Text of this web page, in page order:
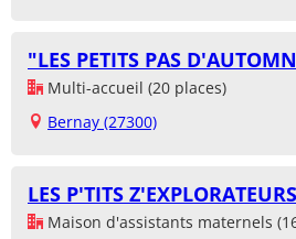
"LES PETITS PAS
Multi-accueil (20 places)
Bernay (27300)
LES P'TITS Z'EXPLORATEURS
Maison d'assistants maternels